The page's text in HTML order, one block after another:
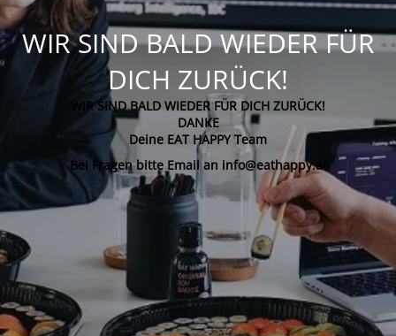
WIR SIND BALD WIEDER FÜR
DICH ZURÜCK!
WIR SIND BALD WIEDER FÜR DICH ZURÜCK!
DANKE
Deine EAT HAPPY Team
Bei Fragen bitte Email an info@eathappy.at